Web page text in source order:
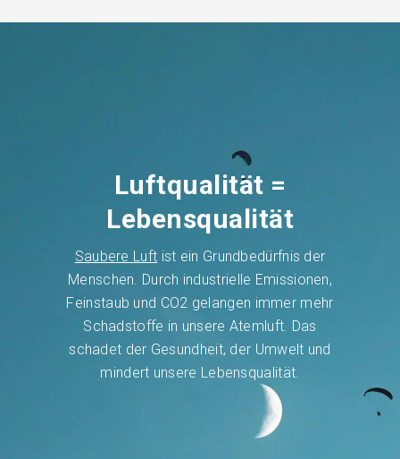
Luftqualität =
Lebensqualität
Saubere Luft ist ein Grundbedürfnis der
Menschen. Durch industrielle Emissionen,
Feinstaub und CO2 gelangen immer mehr
Schadstoffe in unsere Atemluft. Das
schadet der Gesundheit, der Umwelt und
mindert unsere Lebensqualität.